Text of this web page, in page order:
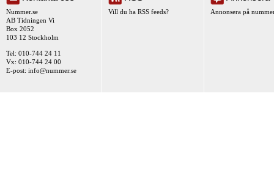
Nummer.se
AB Tidningen Vi
Box 2052
103 12 Stockholm
Tel: 010-744 24 11
Vx: 010-744 24 00
E-post: info@nummer.se
Vill du ha RSS feeds? Annonsera på